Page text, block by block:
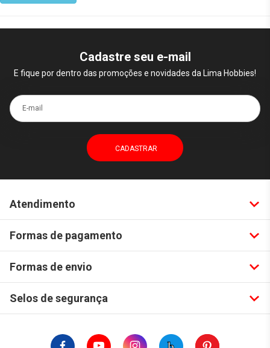
Cadastre seu e-mail
E fique por dentro das promoções e novidades da Lima Hobbies!
E-mail
Atendimento
Formas de pagamento
Formas de envio
Selos de segurança